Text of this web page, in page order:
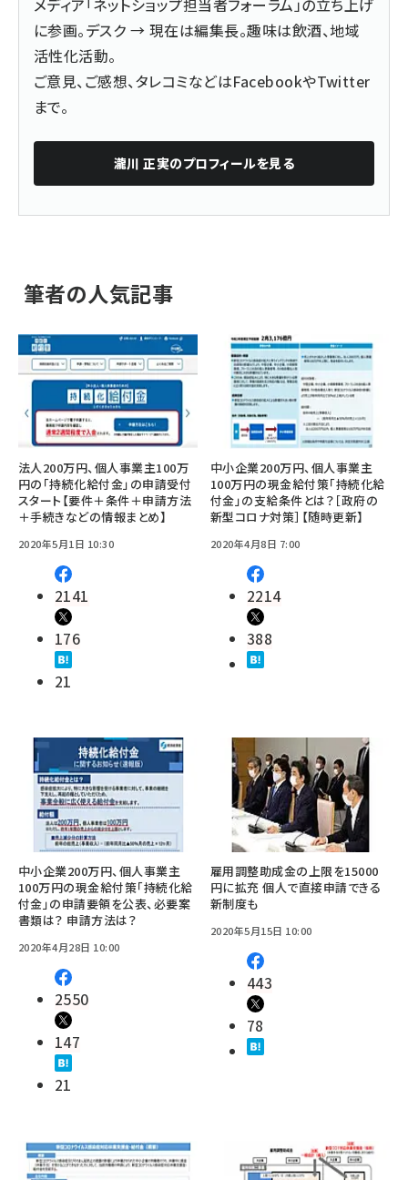
に参画。デスク → 現在は編集長。趣味は飲酒、地域
活性化活動。
ご意見、ご感想、タレコミなどはFacebookやTwitter
まで。
瀧川 正実のプロフィールを見る
筆者の人気記事
法人200万円、個人事業主100万
円の「持続化給付金」の申請受付
スタート【要件＋条件＋申請方法
＋手続きなどの情報まとめ】
2020年5月1日 10:30
2141
176
21
中小企業200万円、個人事業主
100万円の現金給付策「持続化給
付金」の支給条件とは？［政府の
新型コロナ対策］【随時更新】
2020年4月8日 7:00
2214
388
中小企業200万円、個人事業主
100万円の現金給付策「持続化給
付金」の申請要領を公表、必要案
書類は？ 申請方法は？
2020年4月28日 10:00
2550
147
21
雇用調整助成金の上限を15000
円に拡充 個人で直接申請できる
新制度も
2020年5月15日 10:00
443
78